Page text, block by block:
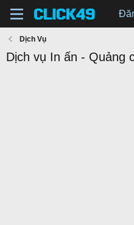
Dịch Vụ
Dịch vụ In ấn - Quảng